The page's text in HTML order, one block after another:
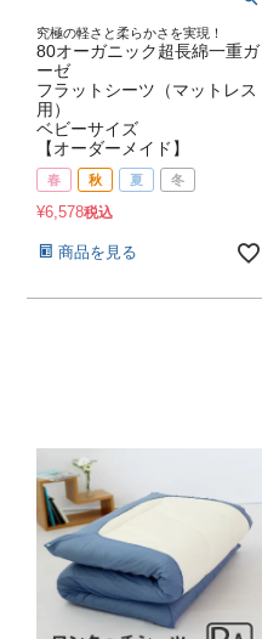
究極の軽さと柔らかさを実現！
80オーガニック超長綿一重ガ
ーゼ
フラットシーツ（マットレス
用）
ベビーサイズ
【オーダーメイド】
春 秋 夏 冬
¥6,578税込
商品を見る